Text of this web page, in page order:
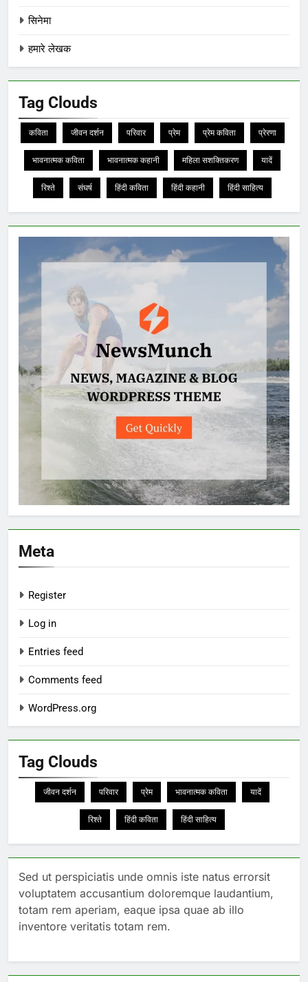
सिनेमा
हमारे लेखक
Tag Clouds
कविता जीवन दर्शन परिवार प्रेम प्रेम कविता प्रेरणा
भावनात्मक कविता भावनात्मक कहानी महिला सशक्तिकरण यादें
रिश्ते संघर्ष हिंदी कविता हिंदी कहानी हिंदी साहित्य
Meta
Register
Log in
Entries feed
Comments feed
WordPress.org
Tag Clouds
जीवन दर्शन परिवार प्रेम भावनात्मक कविता यादें
रिश्ते हिंदी कविता हिंदी साहित्य
Sed ut perspiciatis unde omnis iste natus errorsit
voluptatem accusantium doloremque laudantium,
totam rem aperiam, eaque ipsa quae ab illo
inventore veritatis totam rem.